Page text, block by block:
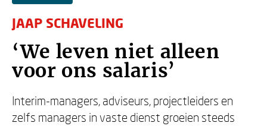
JAAP SCHAVELING
‘We leven niet alleen
voor ons salaris’
Interim-managers, adviseurs, projectleiders en
zelfs managers in vaste dienst groeien steeds